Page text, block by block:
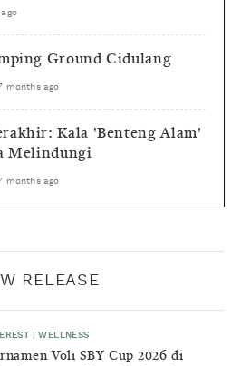
Ground Cidulang
months ago
Kala 'Benteng Alam'
Melindungi
months ago
RELEASE
|WELLNESS
Voli SBY Cup 2026 di